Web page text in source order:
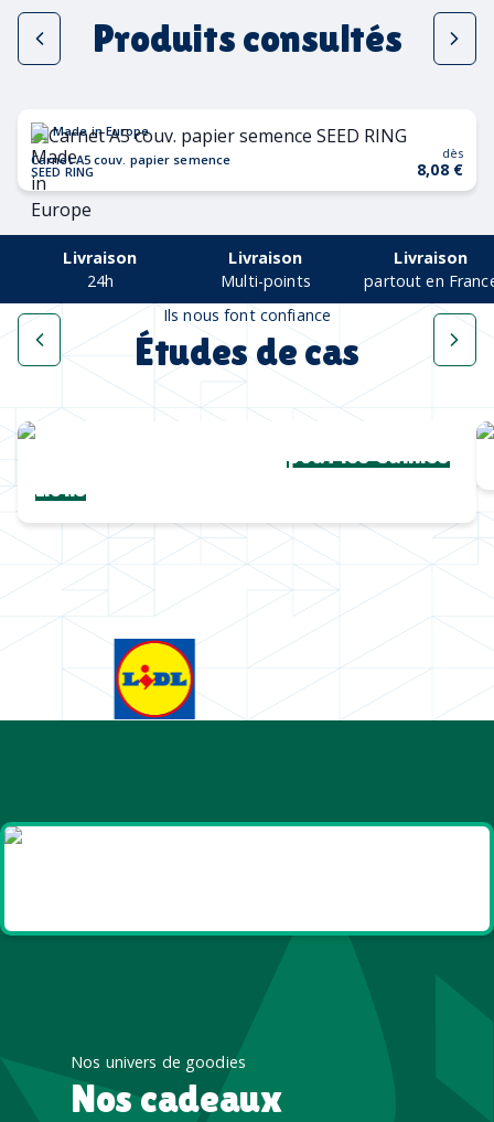
Produits consultés
Made in Europe
Carnet A5 couv. papier semence
SEED RING
dès
8,08 €
Livraison
24h
Livraison
Multi-points
Livraison
partout en
Ils nous font confiance
Études de cas
Une collection complètepour les Cannes
Lions
Nos univers de goodies
Nos cadeaux